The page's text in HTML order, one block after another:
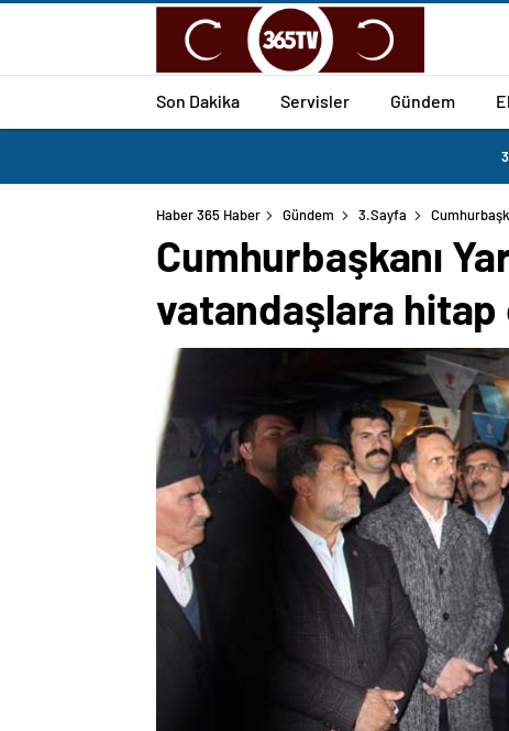
Son Dakika Servisler Gündem
Haber 365 Haber Gündem 3.Sayfa
Cumhurbaşkanı
vatandaşlara